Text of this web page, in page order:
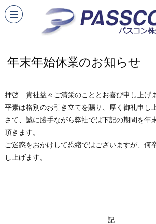
年末年始休業のお知らせ
拝啓 貴社益々ご清栄のこととお喜び申し上げま
平素は格別のお引き立てを賜り、厚く御礼申し
さて、誠に勝手ながら弊社では下記の期間を年
頂きます。
ご迷惑をおかけして恐縮ではございますが、何
し上げます。
記